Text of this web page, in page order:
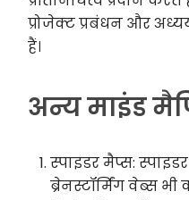
प्रोजेक्ट प्रबंधन और
हैं।
अन्य माइंड
स्पाइडर मैप्स:
ब्रेनस्टॉर्मिंग वेब्स